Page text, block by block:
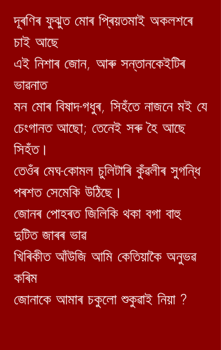
দূৰণিৰ ফুঝুত মোৰ প্ৰিয়তমাই অকলশৰে
চাই আছে
এই নিশাৰ জোন, আৰু সন্তানকেইটিৰ
ভাৱনাত
মন মোৰ বিষাদ-গধুৰ, সিহঁতে নাজনে মই যে
চেংগানত আছো; তেনেই সৰু হৈ আছে
সিহঁত।
তেওঁৰ মেঘ-কোমল চুলিটাৰি কুঁৱলীৰ সুগন্ধি
পৰশতসেমেকি উঠিছে।
জোনৰ পোহৰত জিলিকি থকা বগা বাহু
দুটিতজাৰৰ ভাৱ
খিৰিকীত আঁউজি আমি কেতিয়াকৈ অনুভৱ
কৰিম
জোনাকে আমাৰ চকুলো শুকুৱাই নিয়া ?